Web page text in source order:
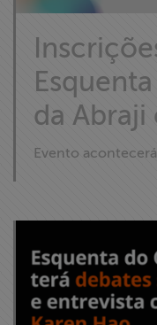
da Abraji
Evento